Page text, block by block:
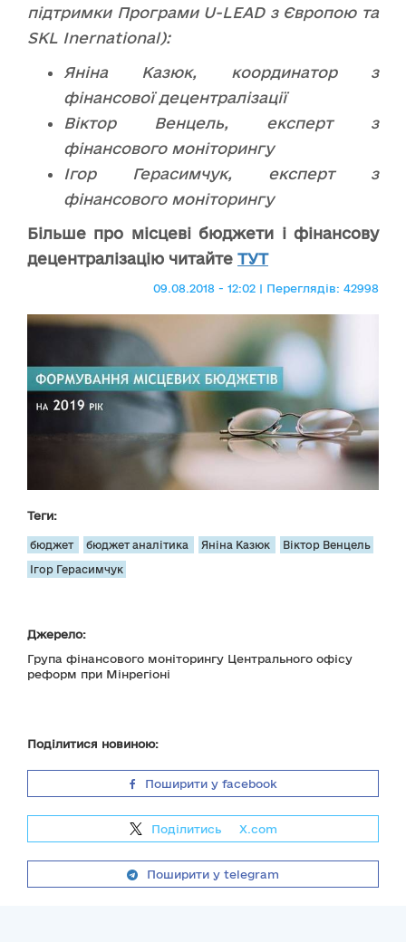
підтримки Програми U-LEAD з Європою та
SKL Inernational):
Яніна Казюк, координатор з
фінансової децентралізації
Віктор Венцель, експерт з
фінансового моніторингу
Ігор Герасимчук, експерт з
фінансового моніторингу
Більше про місцеві бюджети і фінансову
децентралізацію читайте ТУТ
09.08.2018 - 12:02 | Переглядів: 42998
Теги:
бюджет бюджет аналітика Яніна Казюк Віктор Венцель
Ігор Герасимчук
Джерело:
Група фінансового моніторингу Центрального офісу
реформ при Мінрегіоні
Поділитися новиною:
Поширити у facebook
Поділитись X.com
Поширити у telegram